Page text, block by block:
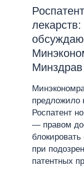
лекарств:
Минздрав
предложило
Роспатент
— правом
блокировать
при
патентных